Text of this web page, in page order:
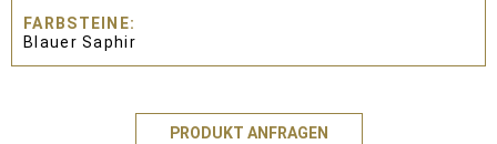
FARBSTEINE
Blauer Saphir
PRODUKT ANFRAGEN